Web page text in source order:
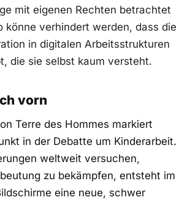
mit eigenen Rechten betrachtet
könne verhindert werden, dass die
in digitalen Arbeitsstrukturen
die sie selbst kaum versteht.
vorn
Terre des Hommes markiert
in der Debatte um Kinderarbeit.
weltweit versuchen,
zu bekämpfen, entsteht im
eine neue, schwer